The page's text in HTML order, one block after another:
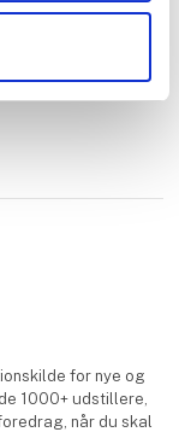
for nye og
1000+ udstillere,
når du skal